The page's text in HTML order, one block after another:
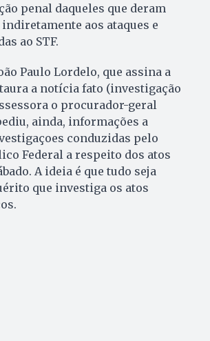
penal daqueles que deram
aos ataques e
ao STF.
Paulo Lordelo, que assina a
a notícia fato (investigação
o procurador-geral
ainda, informações a
conduzidas pelo
Federal a respeito dos atos
A ideia é que tudo seja
que investiga os atos